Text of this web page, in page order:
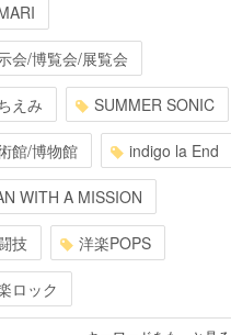
会/博覧会/展覧会
えみ SUMMER SONIC
館/博物館 indigo la End
WITH A MISSION
技 洋楽POPS
ロック